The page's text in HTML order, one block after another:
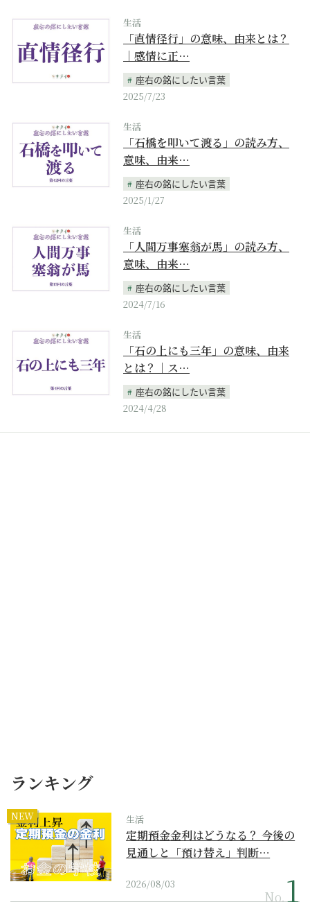
生活
「直情径行」の意味、由来とは？
｜感情に正…
座右の銘にしたい言葉
2025/7/23
生活
「石橋を叩いて渡る」の読み方、
意味、由来…
座右の銘にしたい言葉
2025/1/27
生活
「人間万事塞翁が馬」の読み方、
意味、由来…
座右の銘にしたい言葉
2024/7/16
生活
「石の上にも三年」の意味、由来
とは？｜ス…
座右の銘にしたい言葉
2024/4/28
ランキング
NEW 生活
定期預金金利はどうなる？ 今後の
見通しと「預け替え」判断…
2026/08/03
No.